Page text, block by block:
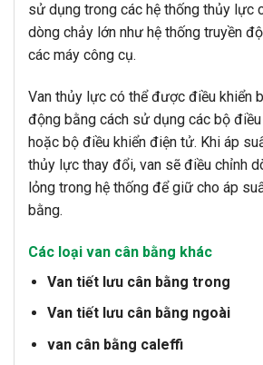
sử dụng trong các hệ thống thủy lực
dòng chảy lớn như hệ thống truyền
các máy công cụ.
Van thủy lực có thể được điều khiển
động bằng cách sử dụng các bộ
hoặc bộ điều khiển điện tử. Khi áp
thủy lực thay đổi, van sẽ điều chỉnh
lỏng trong hệ thống để giữ cho áp
bằng.
Các loại van cân bằng khác
Van tiết lưu cân bằng trong
Van tiết lưu cân bằng ngoài
van cân bằng caleffi